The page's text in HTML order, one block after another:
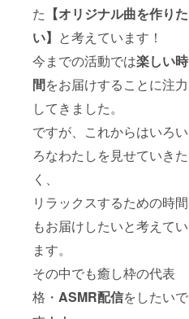
た 【オリジナル曲を作りた
い】 と考えています！
今までの活動では楽しい時
間をお届けすることに注力
してきました。
ですが、これからはいろい
ろなわたしを見せていきた
く、
リラックスするための時間
もお届けしたいと考えてい
ます。
その中でも癒し枠の代表
格・ ASMR配信をしたいで